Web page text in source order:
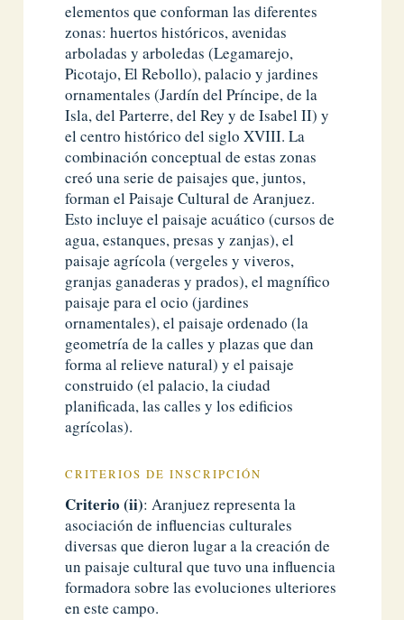
elementos que conforman las diferentes
zonas: huertos históricos, avenidas
arboladas y arboledas (Legamarejo,
Picotajo, El Rebollo), palacio y jardines
ornamentales (Jardín del Príncipe, de la
Isla, del Parterre, del Rey y de Isabel II) y
el centro histórico del siglo XVIII. La
combinación conceptual de estas zonas
creó una serie de paisajes que, juntos,
forman el Paisaje Cultural de Aranjuez.
Esto incluye el paisaje acuático (cursos de
agua, estanques, presas y zanjas), el
paisaje agrícola (vergeles y viveros,
granjas ganaderas y prados), el magnífico
paisaje para el ocio (jardines
ornamentales), el paisaje ordenado (la
geometría de la calles y plazas que dan
forma al relieve natural) y el paisaje
construido (el palacio, la ciudad
planificada, las calles y los edificios
agrícolas).
CRITERIOS DE INSCRIPCIÓN
Criterio (ii): Aranjuez representa la
asociación de influencias culturales
diversas que dieron lugar a la creación de
un paisaje cultural que tuvo una influencia
formadora sobre las evoluciones ulteriores
en este campo.